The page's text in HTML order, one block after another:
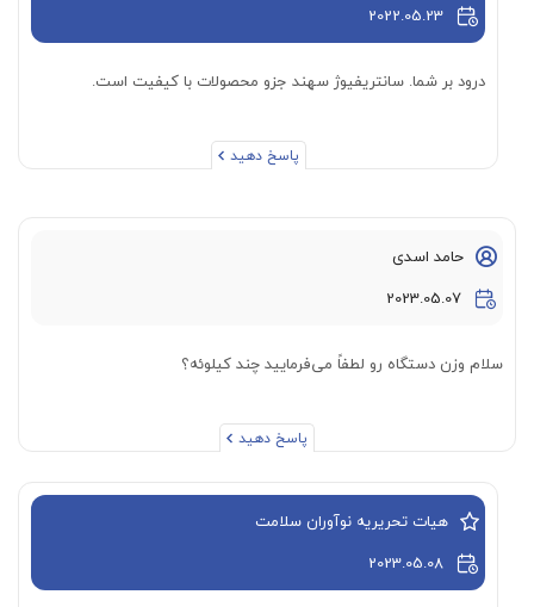
2022.05.23
درود بر شما. سانتریفیوژ سهند جزو محصولات با کیفیت است.
پاسخ دهید
حامد اسدی
2023.05.07
سلام وزن دستگاه رو لطفاً می‌فرمایید چند کیلوئه؟
پاسخ دهید
هیات تحریریه نوآوران سلامت
2023.05.08